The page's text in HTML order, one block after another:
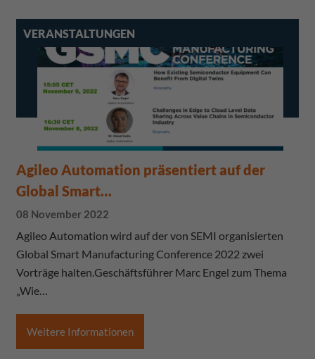
VERANSTALTUNGEN
Agileo Automation präsentiert auf der
Global Smart…
08 November 2022
Agileo Automation wird auf der von SEMI organisierten
Global Smart Manufacturing Conference 2022 zwei
Vorträge halten.Geschäftsführer Marc Engel zum Thema
„Wie…
Weitere Informationen